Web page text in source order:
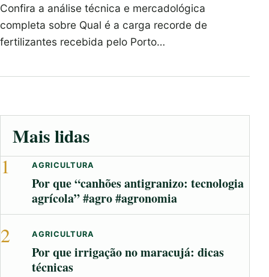
Confira a análise técnica e mercadológica
completa sobre Qual é a carga recorde de
fertilizantes recebida pelo Porto…
Mais lidas
1
AGRICULTURA
Por que “canhões antigranizo: tecnologia
agrícola” #agro #agronomia
2 AGRICULTURA
Por que irrigação no maracujá: dicas
técnicas